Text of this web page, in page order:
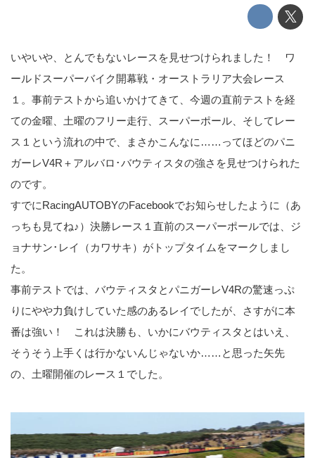
いやいや、とんでもないレースを見せつけられました！ ワ
ールドスーパーバイク開幕戦・オーストラリア大会レース
１。事前テストから追いかけてきて、今週の直前テストを経
ての金曜、土曜のフリー走行、スーパーポール、そしてレー
ス１という流れの中で、まさかこんなに……ってほどのパニ
ガーレV4R＋アルバロ･バウティスタの強さを見せつけられた
のです。
すでにRacingAUTOBYのFacebookでお知らせしたように（あ
っちも見てね♪）決勝レース１直前のスーパーポールでは、ジ
ョナサン･レイ（カワサキ）がトップタイムをマークしまし
た。
事前テストでは、バウティスタとパニガーレV4Rの驚速っぷ
りにやや力負けしていた感のあるレイでしたが、さすがに本
番は強い！ これは決勝も、いかにバウティスタとはいえ、
そうそう上手くは行かないんじゃないか……と思った矢先
の、土曜開催のレース１でした。